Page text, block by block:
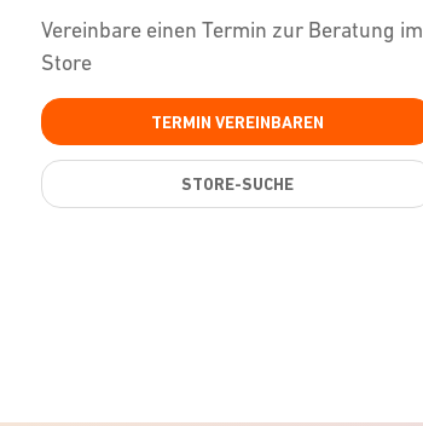
Vereinbare einen Termin zur Beratung im
Store
TERMIN VEREINBAREN
STORE-SUCHE